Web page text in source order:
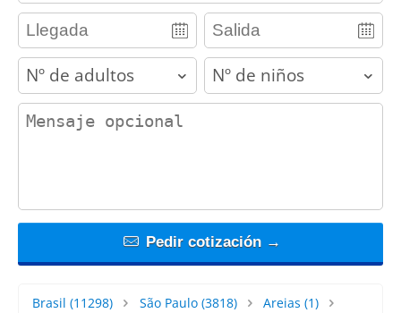
adults children
contact_message
Pedir cotización →
Brasil (11298) São Paulo(3818) Areias (1)